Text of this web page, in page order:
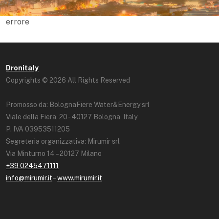
errore
Dronitaly
Copyrights © 2026 All Rights Reserved
Promosso da: BolognaFiere Water&Energy srl
Viale della Fiera, 20 - 40127 Bologna, Italy
P. IVA 03953511205
Segreteria organizzativa: Mirumir srl
Via Minturno 14 – 20127 Milano
+39 0245471111
info@mirumir.it–www.mirumir.it